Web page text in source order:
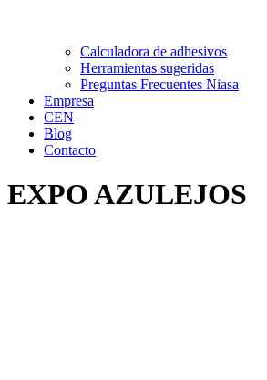
Calculadora de adhesivos
Herramientas sugeridas
Preguntas Frecuentes Niasa
Empresa
CEN
Blog
Contacto
EXPO AZULEJOS